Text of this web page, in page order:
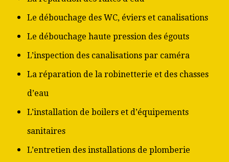
Le débouchage des WC, éviers et canalisations
Le débouchage haute pression des égouts
L’inspection des canalisations par caméra
La réparation de la robinetterie et des chasses
d’eau
L’installation de boilers et d’équipements
sanitaires
L’entretien des installations de plomberie